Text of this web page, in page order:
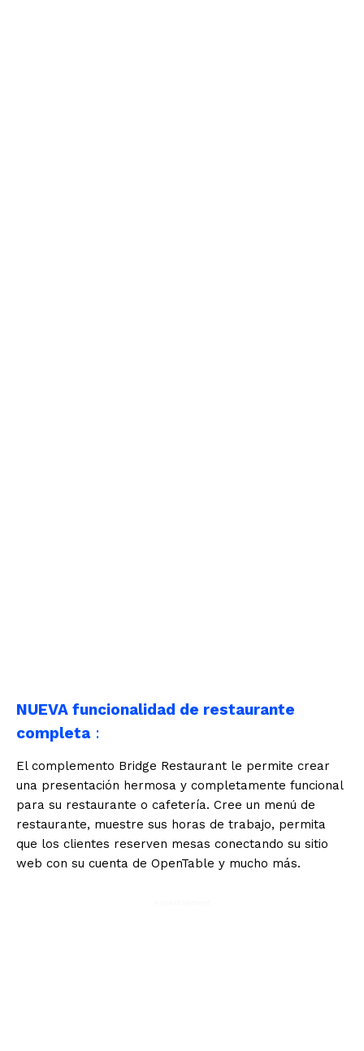
NUEVA funcionalidad de restaurante
completa:
El complemento Bridge Restaurant le permite crear
una presentación hermosa y completamente funcional
para su restaurante o cafetería. Cree un menú de
restaurante, muestre sus horas de trabajo, permita
que los clientes reserven mesas conectando su sitio
web con su cuenta de OpenTable y mucho más.